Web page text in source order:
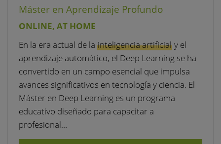
Máster en Aprendizaje Profundo
ONLINE, AT HOME
En la era actual de la inteligencia artificialy el
aprendizaje automático, el Deep Learning se ha
convertido en un campo esencial que impulsa
avances significativos en tecnología y ciencia. El
Máster en Deep Learning es un programa
educativo diseñado para capacitar a
profesional…